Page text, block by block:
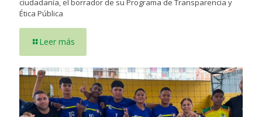
ciudadanía, el borrador de su Programa de Transparencia y
Ética Pública
Leer más